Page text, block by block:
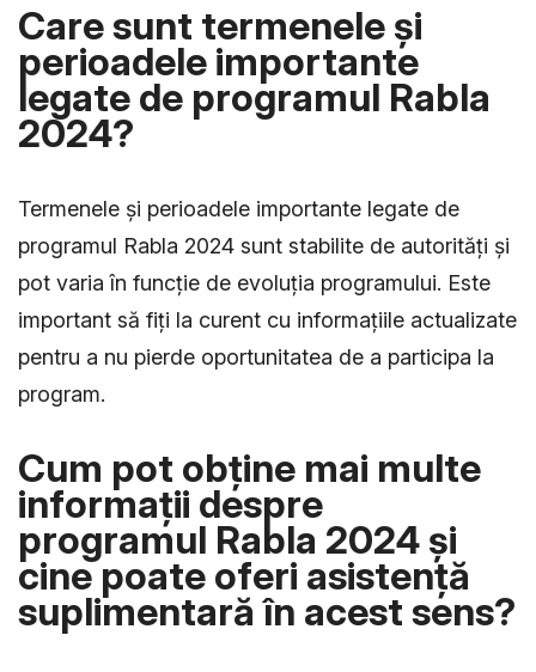
Care sunt termenele și
perioadele importante
legate de programul Rabla
2024?
Termenele și perioadele importante legate de
programul Rabla 2024 sunt stabilite de autorități și
pot varia în funcție de evoluția programului. Este
important să fiți la curent cu informațiile actualizate
pentru a nu pierde oportunitatea de a participa la
program.
Cum pot obține mai multe
informații despre
programul Rabla 2024 și
cine poate oferi asistență
suplimentară în acest sens?